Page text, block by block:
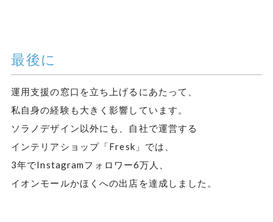
最後に
運用支援の窓口を立ち上げるにあたって、
私自身の経験も大きく影響しています。
ソラノデザイン以外にも、自社で運営する
インテリアショップ「Fresk」では、
3年でInstagramフォロワー6万人、
イオンモールかほくへの出店を達成しました。